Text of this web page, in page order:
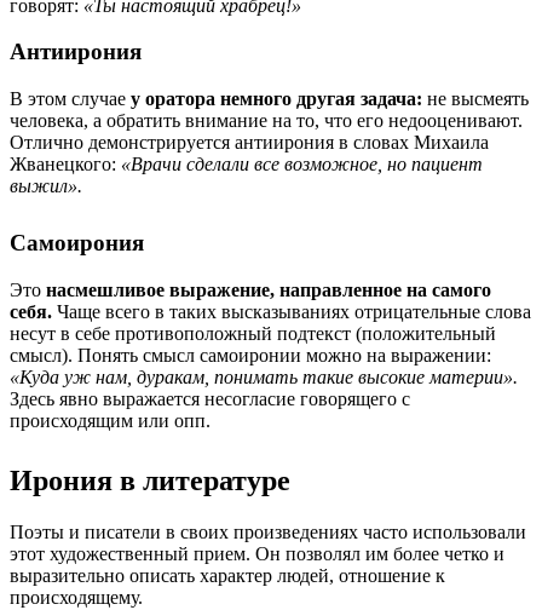
говорят: «Ты настоящий храбрец!»
Антиирония
В этом случае у оратора немного другая задача: не высмеять
человека, а обратить внимание на то, что его недооценивают.
Отлично демонстрируется антиирония в словах Михаила
Жванецкого: «Врачи сделали все возможное, но пациент
выжил».
Самоирония
Это насмешливое выражение, направленное на самого
себя. Чаще всего в таких высказываниях отрицательные слова
несут в себе противоположный подтекст (положительный
смысл). Понять смысл самоиронии можно на выражении:
«Куда уж нам, дуракам, понимать такие высокие материи».
Здесь явно выражается несогласие говорящего с
происходящим или опп.
Ирония в литературе
Поэты и писатели в своих произведениях часто использовали
этот художественный прием. Он позволял им более четко и
выразительно описать характер людей, отношение к
происходящему.